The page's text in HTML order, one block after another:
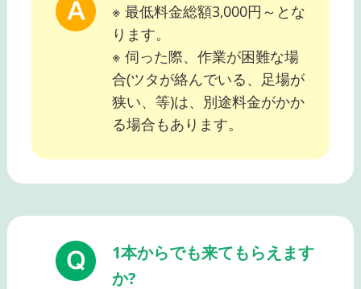
※ 最低料金総額3,000円～とな
ります。
※ 伺った際、作業が困難な場
合(ツタが絡んでいる、足場が
狭い、等)は、別途料金がかか
る場合もあります。
1本からでも来てもらえます
か?